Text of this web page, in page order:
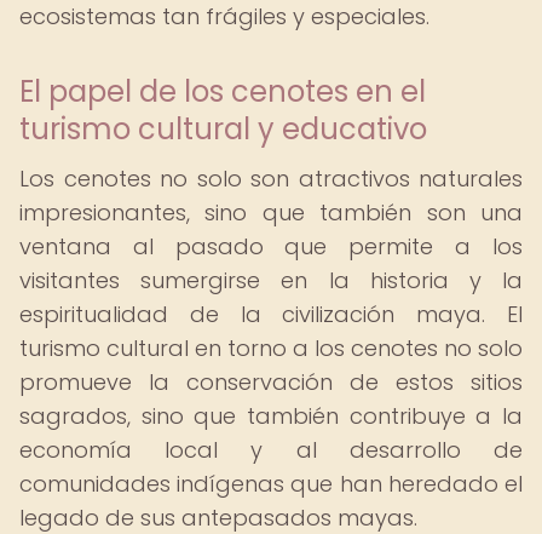
ecosistemas tan frágiles y especiales.
El papel de los cenotes en el
turismo cultural y educativo
Los cenotes no solo son atractivos naturales
impresionantes, sino que también son una
ventana al pasado que permite a los
visitantes sumergirse en la historia y la
espiritualidad de la civilización maya. El
turismo cultural en torno a los cenotes no solo
promueve la conservación de estos sitios
sagrados, sino que también contribuye a la
economía local y al desarrollo de
comunidades indígenas que han heredado el
legado de sus antepasados mayas.